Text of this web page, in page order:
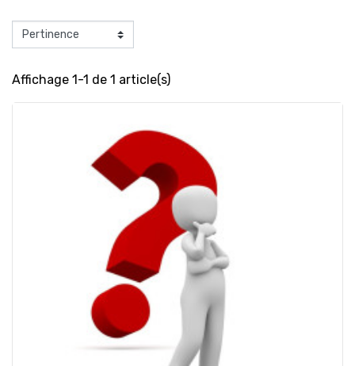
Affichage 1-1 de 1 article(s)